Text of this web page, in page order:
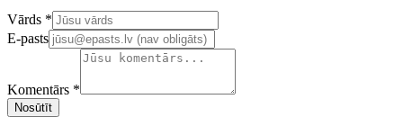
Confirm your email address
Vārds *
E-pasts
Komentārs *
Nosūtīt